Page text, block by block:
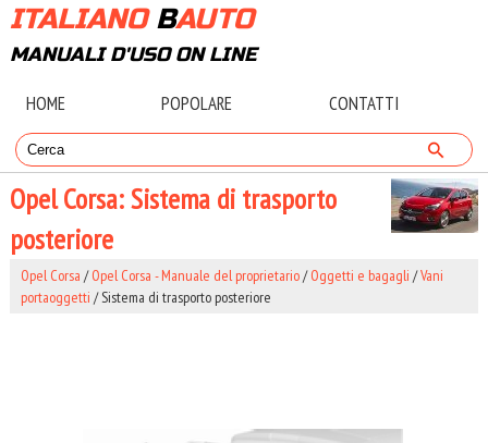
ITALIANOBAUTO
MANUALI D'USO ON LINE
HOME POPOLARE CONTATTI
Opel Corsa: Sistema di trasporto
posteriore
Opel Corsa /Opel Corsa - Manuale del proprietario/Oggetti e bagagli /Vani
portaoggetti / Sistema di trasporto posteriore